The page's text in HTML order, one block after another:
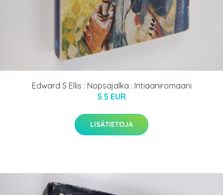
Edward S Ellis : Nopsajalka : Intiaaniromaani
5.5 EUR
LISÄTIETOJA